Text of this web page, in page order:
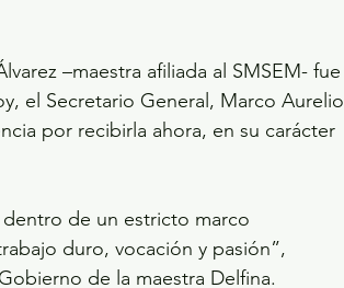
–maestra afiliada al SMSEM- fue
el Secretario General, Marco Aurelio
por recibirla ahora, en su carácter
de un estricto marco
duro, vocación y pasión”,
de la maestra Delfina.